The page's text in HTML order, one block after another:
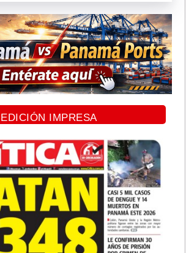
EDICIÓN IMPRESA